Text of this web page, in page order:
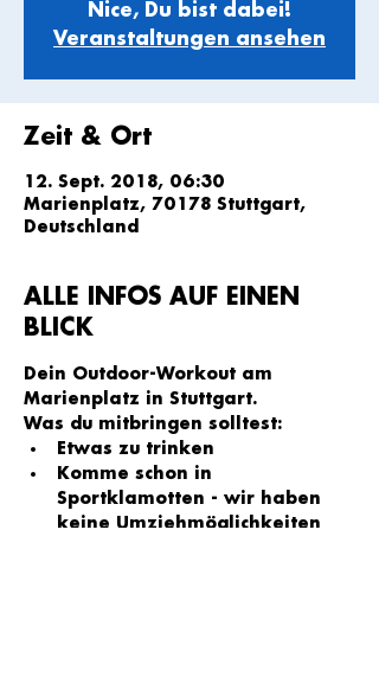
Nice, Du bist dabei!
Veranstaltungen ansehen
Zeit & Ort
12. Sept. 2018, 06:30
Marienplatz, 70178 Stuttgart,
Deutschland
ALLE INFOS AUF EINEN
BLICK
Dein Outdoor-Workout am
Marienplatz in Stuttgart.
Was du mitbringen solltest:
Etwas zu trinken
Komme schon in
Sportklamotten - wir haben
keine Umziehmöglichkeiten